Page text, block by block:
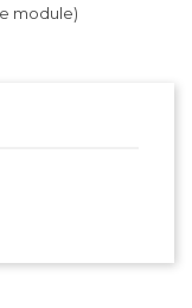
module)